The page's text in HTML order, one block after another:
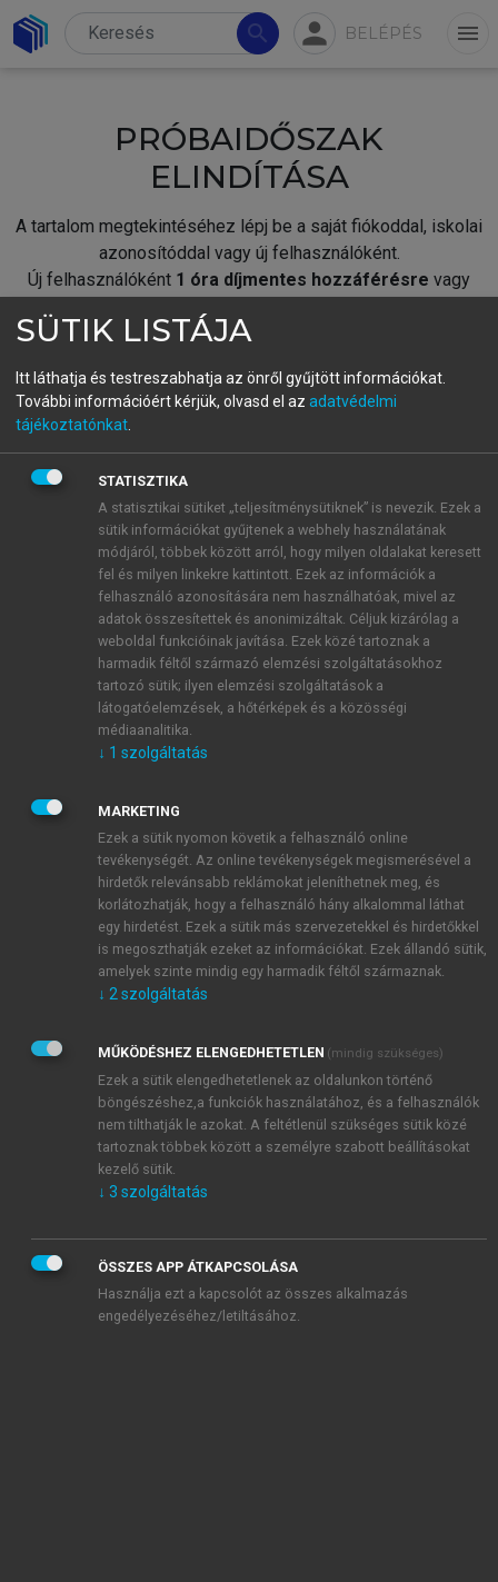
search person BELÉPÉS menu
PRÓBAIDŐSZAK
ELINDÍTÁSA
A tartalom megtekintéséhez lépj be a saját fiókoddal, iskolai
azonosítóddal vagy új felhasználóként.
Új felhasználóként 1 óra díjmentes hozzáférésre vagy
fiókoddal,vagy hozz létre új fiókot.
A regisztráció után apróbaidőszakautomatikusan
BELÉPÉS SAJÁT FIÓKKAL
ÚJ FIÓK LÉTREHOZÁSA
1 óra díjmentes hozzáférés
E-MAIL-CÍM
JELSZÓ
JELSZÓ ÚJRA
Kérek értesítést a MeRSZ újdonságairól, akcióiról.
Kérek értesítést az Akadémiai Kiadó Zrt. újdonságairól,
Adatkezelési tájékoztatóbanfoglaltakat tudomásul
veszem és elfogadom.
Általános vásárlási feltételeket, valamint a szotar.netés a
mersz.huoldalak licencszerződéseiben foglaltakat
tudomásul veszem és elfogadom.
KIPRÓBÁLOM
SÜTIK LISTÁJA
Itt láthatja és testreszabhatja az önről gyűjtött információkat.
További információért kérjük, olvasd el az adatvédelmi
tájékoztatónkat
STATISZTIKA
A statisztikai sütiket „teljesítménysütiknek” is nevezik. Ezek a
sütik információkat gyűjtenek a webhely használatának
módjáról, többek között arról, hogy milyen oldalakat keresett
fel és milyen linkekre kattintott. Ezek az információk a
felhasználó azonosítására nem használhatóak, mivel az
adatok összesítettek és anonimizáltak. Céljuk kizárólag a
weboldal funkcióinak javítása. Ezek közé tartoznak a
harmadik féltől származó elemzési szolgáltatásokhoz
tartozó sütik; ilyen elemzési szolgáltatások a
látogatóelemzések, a hőtérképek és a közösségi
médiaanalitika.
↓ 1 szolgáltatás
MARKETING
Ezek a sütik nyomon követik a felhasználó online
tevékenységét. Az online tevékenységek megismerésével a
hirdetők relevánsabb reklámokat jeleníthetnek meg, és
korlátozhatják, hogy a felhasználó hány alkalommal láthat
egy hirdetést. Ezek a sütik más szervezetekkel és hirdetőkkel
is megoszthatják ezeket az információkat. Ezek állandó sütik,
amelyek szinte mindig egy harmadik féltől származnak.
↓ 2 szolgáltatás
MŰKÖDÉSHEZ ELENGEDHETETLEN (mindig szükséges)
Ezek a sütik elengedhetetlenek az oldalunkon történő
böngészéshez,a funkciók használatához, és a felhasználók
nem tilthatják le azokat. A feltétlenül szükséges sütik közé
tartoznak többek között a személyre szabott beállításokat
kezelő sütik.
↓ 3 szolgáltatás
ÖSSZES APP ÁTKAPCSOLÁSA
Használja ezt a kapcsolót az összes alkalmazás
engedélyezéséhez/letiltásához.